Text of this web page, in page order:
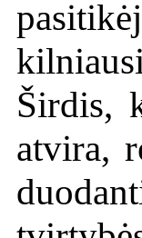
Širdis,
atvira,